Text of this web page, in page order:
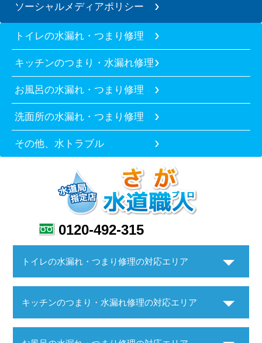
ソーシャルメディアポリシー
トイレの水漏れ・つまり修理
キッチンのつまり・水漏れ修理
お風呂の水漏れ・つまり修理
洗面所の水漏れ・つまり修理
その他、水トラブル
0120-492-315
トイレの水漏れ・つまり修理の対応エリア
キッチンのつまり・水漏れ修理の対応エリア